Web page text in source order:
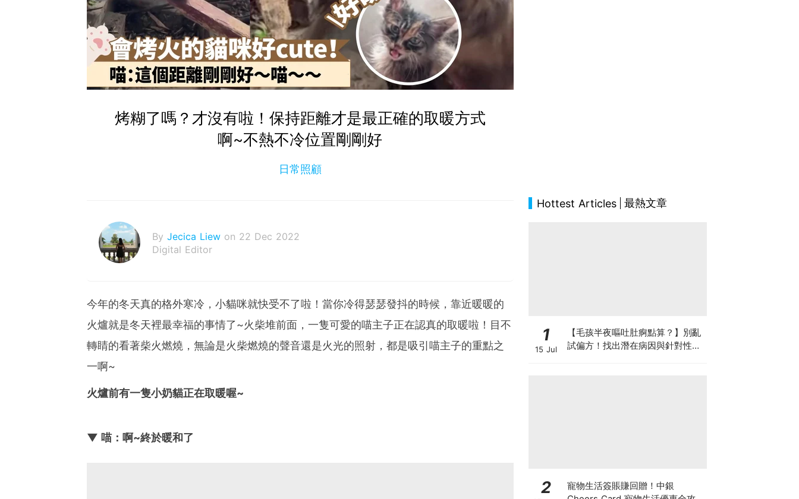
烤糊了嗎？才沒有啦！保持距離才是最正確的取暖方式
啊~不熱不冷位置剛剛好
日常照顧
By Jecica Liew on 22 Dec 2022
Digital Editor
今年的冬天真的格外寒冷，小貓咪就快受不了啦！當你冷得瑟瑟發抖的時候，靠近暖暖的
火爐就是冬天裡最幸福的事情了~火柴堆前面，一隻可愛的喵主子正在認真的取暖啦！目不
轉睛的看著柴火燃燒，無論是火柴燃燒的聲音還是火光的照射，都是吸引喵主子的重點之
一啊~
火爐前有一隻小奶貓正在取暖喔~
▼ 喵：啊~終於暖和了
Hottest Articles 最熱文章
1
15 Jul
【毛孩半夜嘔吐肚痾點算？】別亂
試偏方！找出潛在病因與針對性營
2
寵物生活簽賬賺回贈！中銀